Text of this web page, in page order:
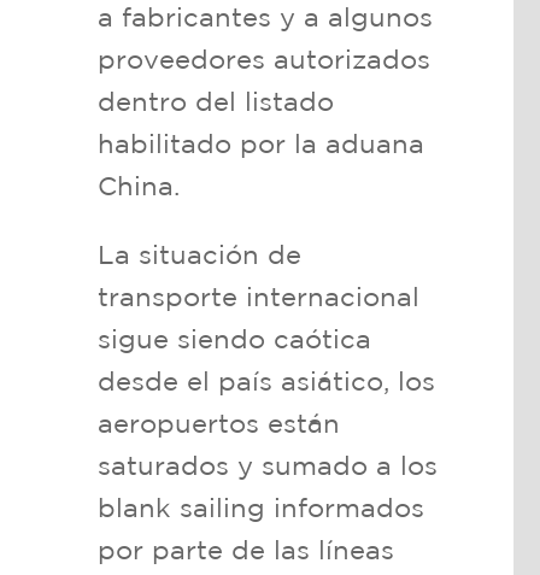
a fabricantes y a algunos
proveedores autorizados
dentro del listado
habilitado por la aduana
China.
La situación de
transporte internacional
sigue siendo caótica
desde el país asiático, los
aeropuertos están
saturados y sumado a los
blank sailing informados
por parte de las líneas